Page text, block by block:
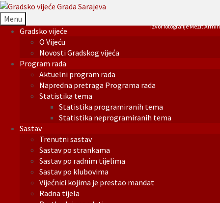
Menu
Gradsko vijeće
O Vijeću
Novosti Gradskog vijeća
Program rada
Aktuelni program rada
Napredna pretraga Programa rada
Statistika tema
Statistika programiranih tema
Statistika neprogramiranih tema
Sastav
Trenutni sastav
Sastav po strankama
Sastav po radnim tijelima
Sastav po klubovima
Vijećnici kojima je prestao mandat
Radna tijela
Izvor fotografije Mezit Armin